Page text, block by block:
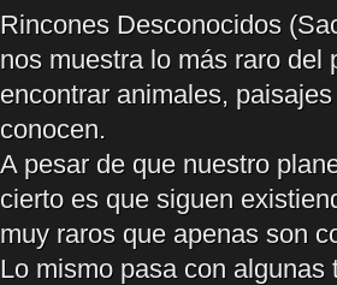
Rincones Desconocidos
nos muestra lo más raro del
encontrar animales,
conocen.
A pesar de que nuestro
cierto es que siguen
muy raros que apenas son
Lo mismo pasa con